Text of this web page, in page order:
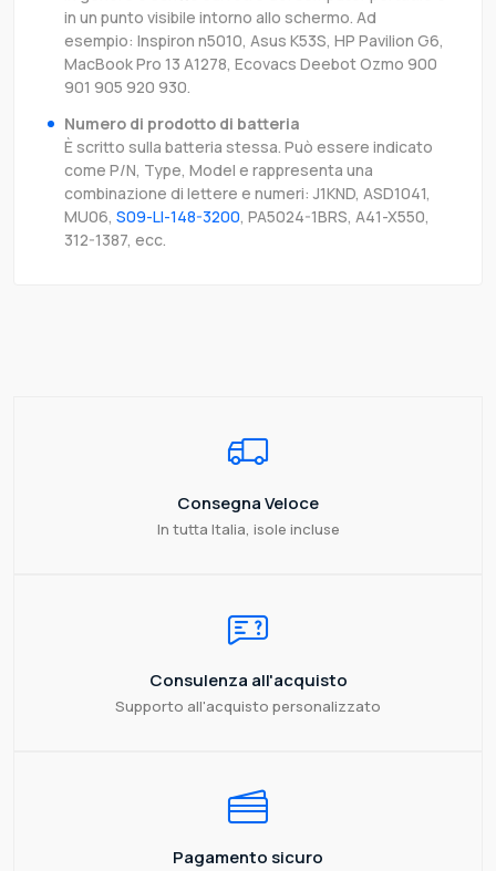
in un punto visibile intorno allo schermo. Ad
esempio: Inspiron n5010, Asus K53S, HP Pavilion G6,
MacBook Pro 13 A1278, Ecovacs Deebot Ozmo 900
901 905 920 930.
Numero di prodotto di batteria
È scritto sulla batteria stessa. Può essere indicato
come P/N, Type, Model e rappresenta una
combinazione di lettere e numeri: J1KND, ASD1041,
MU06, S09-LI-148-3200, PA5024-1BRS, A41-X550,
312-1387, ecc.
Consegna Veloce
In tutta Italia, isole incluse
Consulenza all'acquisto
Supporto all'acquisto personalizzato
Pagamento sicuro